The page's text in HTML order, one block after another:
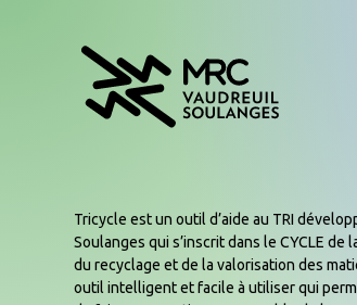
Tricycle est un outil d’aide au TRI
Soulanges qui s’inscrit dans le CYCLE
du recyclage et de la valorisation des
outil intelligent et facile à utiliser qui